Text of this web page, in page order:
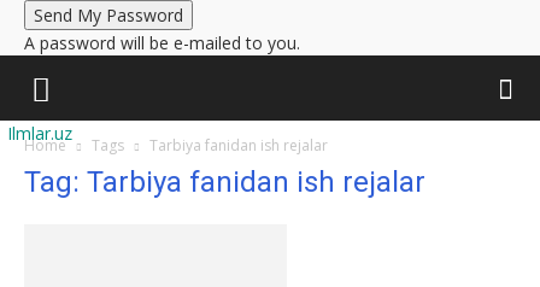
A password will be e-mailed to you.
Ilmlar.uz
Home Tags Tarbiya fanidan ish rejalar
Tag: Tarbiya fanidan ish rejalar